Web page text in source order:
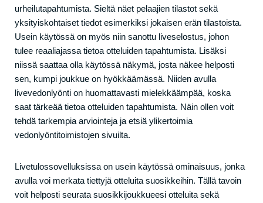
urheilutapahtumista. Sieltä näet pelaajien tilastot sekä
yksityiskohtaiset tiedot esimerkiksi jokaisen erän tilastoista.
Usein käytössä on myös niin sanottu liveselostus, johon
tulee reaaliajassa tietoa otteluiden tapahtumista. Lisäksi
niissä saattaa olla käytössä näkymä, josta näkee helposti
sen, kumpi joukkue on hyökkäämässä. Niiden avulla
livevedonlyönti on huomattavasti mielekkäämpää, koska
saat tärkeää tietoa otteluiden tapahtumista. Näin ollen voit
tehdä tarkempia arviointeja ja etsiä ylikertoimia
vedonlyöntitoimistojen sivuilta.
Livetulossovelluksissa on usein käytössä ominaisuus, jonka
avulla voi merkata tiettyjä otteluita suosikkeihin. Tällä tavoin
voit helposti seurata suosikkijoukkueesi otteluita sekä